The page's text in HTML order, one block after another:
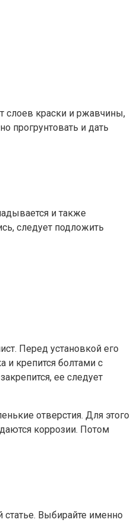
слоев краски и ржавчины,
прогрунтовать и дать
и также
следует подложить
Перед установкой его
и крепится болтами с
ее следует
отверстия. Для этого
коррозии. Потом
Выбирайте именно